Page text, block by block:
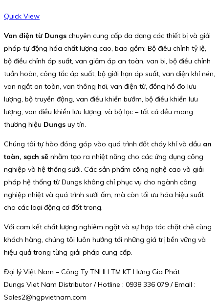
Quick View
Van điện từ Dungs chuyên cung cấp đa dạng các thiết bị và giải
pháp tự động hóa chất lượng cao, bao gồm: Bộ điều chỉnh tỷ lệ,
bộ điều chỉnh áp suất, van giảm áp an toàn, van bi, bộ điều chỉnh
tuần hoàn, công tắc áp suất, bộ giới hạn áp suất, van điện khí nén,
van ngắt an toàn, van thông hơi, van điện từ, đồng hồ đo lưu
lượng, bộ truyền động, van điều khiển bướm, bộ điều khiển lưu
lượng, van điều khiển lưu lượng, và bộ lọc – tất cả đều mang
thương hiệu Dungs uy tín.
Chúng tôi tự hào đóng góp vào quá trình đốt cháy khí và dầu an
toàn, sạch sẽ nhằm tạo ra nhiệt năng cho các ứng dụng công
nghiệp và hệ thống sưởi. Các sản phẩm công nghệ cao và giải
pháp hệ thống từ Dungs không chỉ phục vụ cho ngành công
nghiệp nhiệt và quá trình sưởi ấm, mà còn tối ưu hóa hiệu suất
cho các loại động cơ đốt trong.
Với cam kết chất lượng nghiêm ngặt và sự hợp tác chặt chẽ cùng
khách hàng, chúng tôi luôn hướng tới những giá trị bền vững và
hiệu quả trong từng giải pháp cung cấp.
Đại lý Việt Nam – Công Ty TNHH TM KT Hưng Gia Phát
Dungs Viet Nam Distributor / Hotline : 0938 336 079 / Email :
Sales2@hgpvietnam.com